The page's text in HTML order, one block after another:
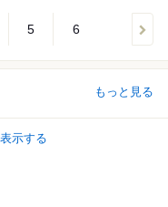
5 6
もっと見る
示する